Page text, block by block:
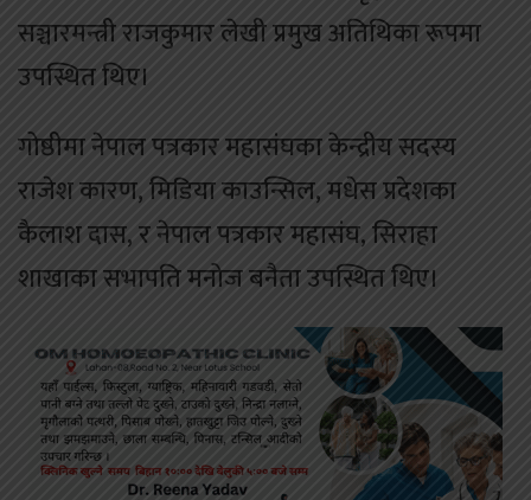
सञ्चारमन्त्री राजकुमार लेखी प्रमुख अतिथिका रूपमा
उपस्थित थिए।
गोष्ठीमा नेपाल पत्रकार महासंघका केन्द्रीय सदस्य
राजेश कारण, मिडिया काउन्सिल, मधेस प्रदेशका
कैलाश दास, र नेपाल पत्रकार महासंघ, सिराहा
शाखाका सभापति मनोज बनैता उपस्थित थिए।